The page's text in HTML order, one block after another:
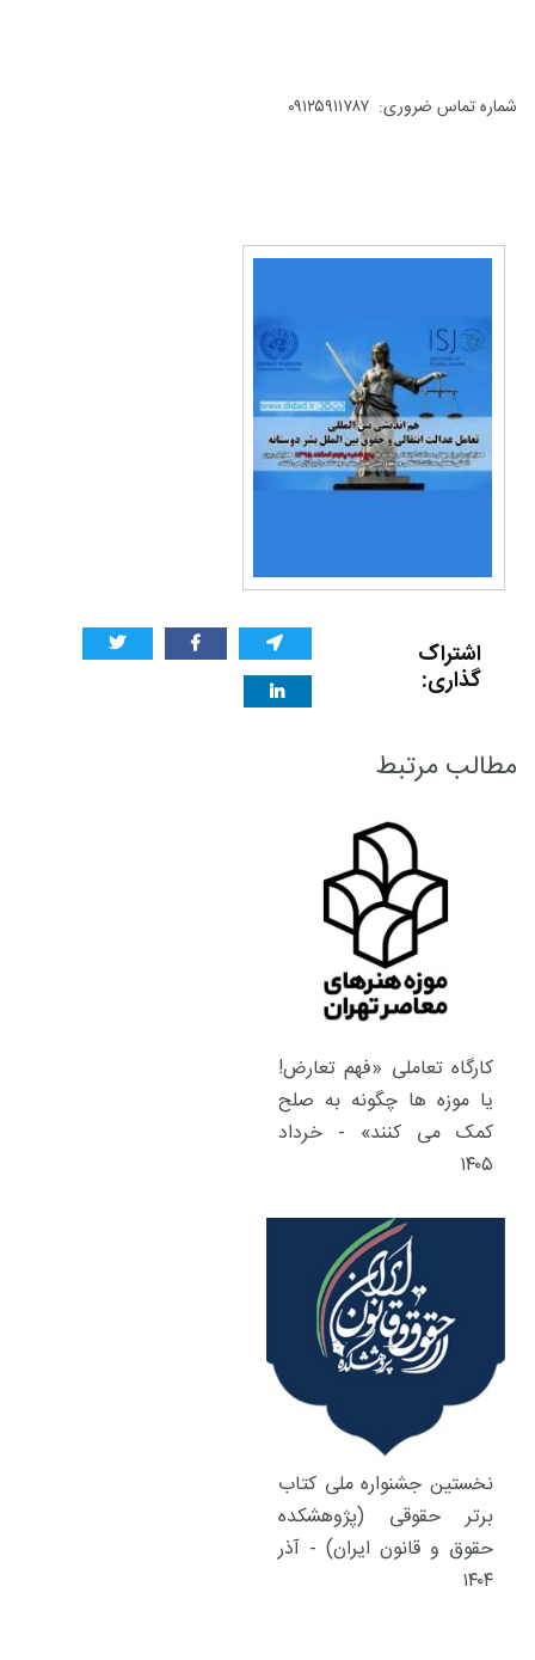
شماره تماس ضروری: ۰۹۱۲۵۹۱۱۷۸۷
اشتراک
گذاری:
مطالب مرتبط
کارگاه تعاملی «فهم تعارض!
یا موزه ها چگونه به صلح
کمک می کنند» - خرداد
۱۴۰۵
نخستین جشنواره ملی کتاب
برتر حقوقی (پژوهشکده
حقوق و قانون ایران) - آذر
۱۴۰۴